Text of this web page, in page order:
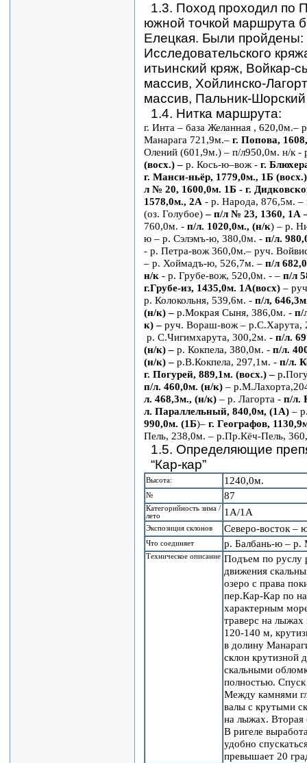
1.3. Поход проходил по
южной точкой маршрута
Елецкая. Были пройдены:
Исследовательского
итьинский кряж, Войкар-
массив, Хойлинско-
массив, Пальник-
1.4. Нитка маршрута:
г. Инта – база Желанная , 620,0м.–
Манарага 721,9м.– г. Попова,
Олений (601,9м.) – п/л950,0м. н/к -
(восх.) – р. Кось-ю–вож - г.
г. Манси-ньёр, 1779,0м., 1Б
л № 20, 1600,0м. 1Б - г.
1578,0м., 2А - р. Народа, 876,5м.
(оз. Голубое)– п/л № 23, 1360, 1А
760,0м. - п/л. 1020,0м., (н/к) – р.
ю – р. Сэлэмъ-ю, 380,0м. - п/л.
- р. Петра-вож 360,0м.– руч.
– р. Хоймадъ-ю, 526,7м. – п/л
н/к - р. Грубе-вож, 520,0м. - – п/л
г.Грубе-из, 1435,0м. 1А(восх) –
р. Колокольня, 539,6м. - п/л,
(н/к) – р.Мокрая Сыня, 386,0м. - п/
к) – руч. Вораш-вож – р.С.Харута,
р. С.Чигимхарута, 300,2м. - п/л.
(н/к) – р. Кокпела, 380,0м. - п/л.
(н/к) – р.В.Кокпела, 297,1м. - п/л.
г. Погурей, 889,1м. (восх.) – р.
п/л. 460,0м. (н/к) –
л. 468,3м., (н/к) – р. Лагорта - п/л.
л. Параллельный, 840,0м, (1А) –
990,0м. (1Б)– г. Географов,
Пель, 238,0м. – р.Пр.Кёч-Пель,
1.5. Определяющие
“Кар-кар”
Высота: 1240,0м.
№ 87
Категорийность зима /
лето
1А/1А
Экспозиция склонов Северо-восток –
Что соединяет р. Балбань-ю – р.
Техническое описание Подъем по руслу
движения
озеро с права
пер.Кар-Кар по
характерным
траверс на лыжах
120-140 м,
в долину
склон крутизной
скальными
полностью.
Между камнями
валы с крутыми
на лыжах. Вторая
В ригеле
удобно
превышает 20